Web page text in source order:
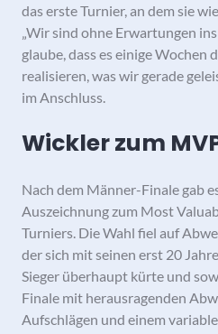
das erste Turnier, an dem sie
„Wir sind ohne Erwartungen
glaube, dass es einige Wochen
realisieren, was wir gerade
im Anschluss.
Wickler zum
Nach dem Männer-Finale gab
Auszeichnung zum Most
Turniers. Die Wahl fiel auf
der sich mit seinen erst 20
Sieger überhaupt kürte und
Finale mit herausragenden
Aufschlägen und einem